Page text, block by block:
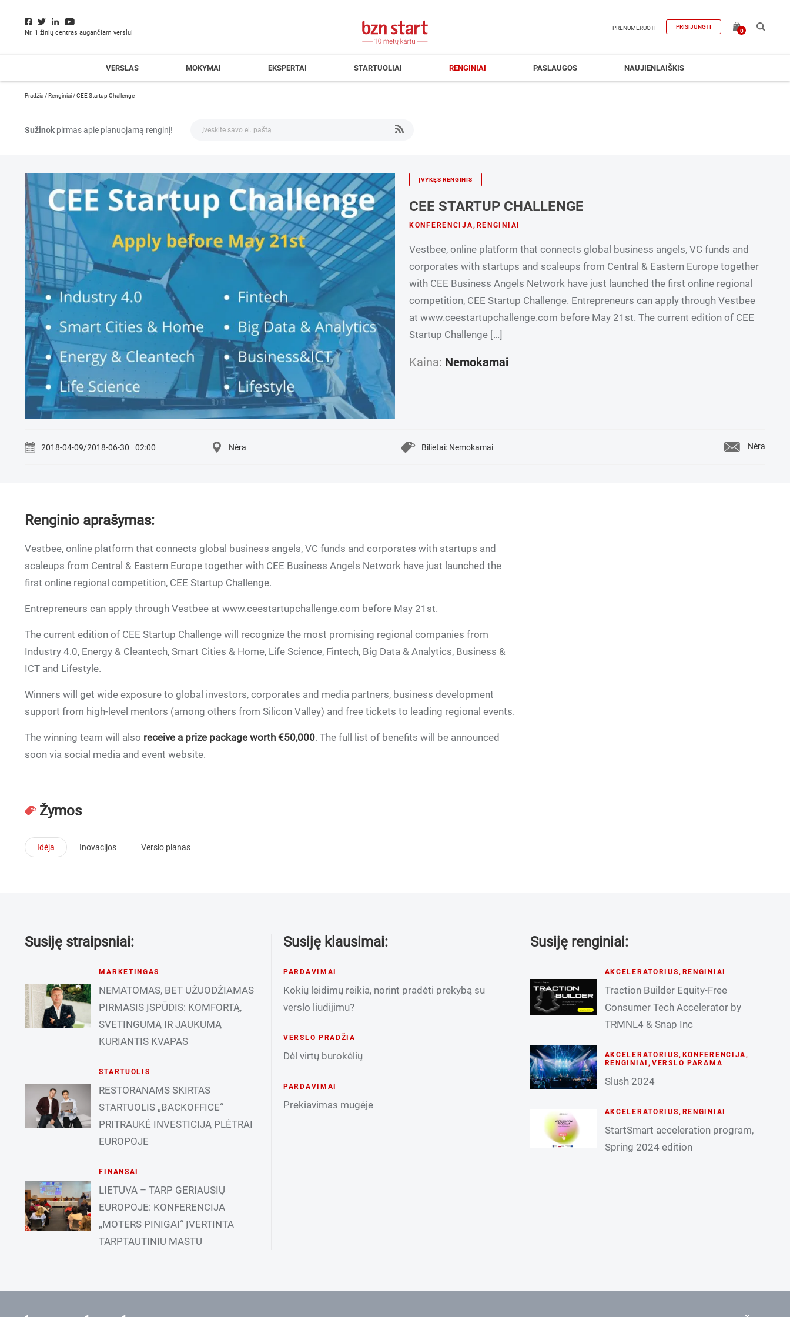
Nr. 1 žinių centras augančiam verslui
PRENUMERUOTI PRISIJUNGTI
0
VERSLAS MOKYMAI EKSPERTAI STARTUOLIAI RENGINIAI PASLAUGOS NAUJIENLAIŠKIS
Pradžia /Renginiai /CEE Startup Challenge
Sužinok pirmas apie planuojamą renginį!
ĮVYKĘS RENGINIS
CEE STARTUP CHALLENGE
KONFERENCIJA, RENGINIAI
Vestbee, online platform that connects global business angels, VC funds and
corporates with startups and scaleups from Central & Eastern Europe together
with CEE Business Angels Network have just launched the first online regional
competition, CEE Startup Challenge. Entrepreneurs can apply through Vestbee
at www.ceestartupchallenge.com before May 21st. The current edition of CEE
Startup Challenge […]
Kaina: Nemokamai
2018-04-09/2018-06-30 02:00 Nėra Bilietai: Nemokamai Nėra
Renginio aprašymas:
Vestbee, online platform that connects global business angels, VC funds and corporates with startups and
scaleups from Central & Eastern Europe together with CEE Business Angels Network have just launched the
first online regional competition, CEE Startup Challenge.
Entrepreneurs can apply through Vestbee at www.ceestartupchallenge.com before May 21st.
The current edition of CEE Startup Challenge will recognize the most promising regional companies from
Industry 4.0, Energy & Cleantech, Smart Cities & Home, Life Science, Fintech, Big Data & Analytics, Business &
ICT and Lifestyle.
Winners will get wide exposure to global investors, corporates and media partners, business development
support from high-level mentors (among others from Silicon Valley) and free tickets to leading regional events.
The winning team will also receive a prize package worth €50,000. The full list of benefits will be announced
soon via social media and event website.
Žymos
Idėja Inovacijos Verslo planas
Susiję straipsniai:
MARKETINGAS
NEMATOMAS, BET UŽUODŽIAMAS
PIRMASIS ĮSPŪDIS: KOMFORTĄ,
SVETINGUMĄ IR JAUKUMĄ
KURIANTIS KVAPAS
STARTUOLIS
RESTORANAMS SKIRTAS
STARTUOLIS „BACKOFFICE“
PRITRAUKĖ INVESTICIJĄ PLĖTRAI
EUROPOJE
FINANSAI
LIETUVA – TARP GERIAUSIŲ
EUROPOJE: KONFERENCIJA
„MOTERS PINIGAI“ ĮVERTINTA
TARPTAUTINIU MASTU
Susiję klausimai:
PARDAVIMAI
Kokių leidimų reikia, norint pradėti prekybą su
verslo liudijimu?
VERSLO PRADŽIA
Dėl virtų burokėlių
PARDAVIMAI
Prekiavimas mugėje
Susiję renginiai:
AKCELERATORIUS , RENGINIAI
Traction Builder Equity-Free
Consumer Tech Accelerator by
TRMNL4 & Snap Inc
AKCELERATORIUS , KONFERENCIJA ,
RENGINIAI , VERSLO PARAMA
Slush 2024
AKCELERATORIUS , RENGINIAI
StartSmart acceleration program,
Spring 2024 edition